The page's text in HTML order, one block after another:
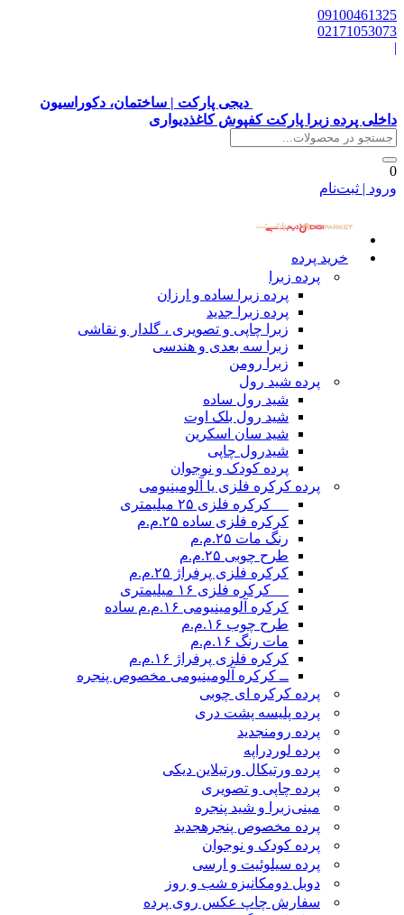
09100461325
02171053073
|
دیجی پارکت | ساختمان، دکوراسیون
داخلی پرده زبرا پارکت کفپوش کاغذدیواری
0
ورود | ثبت‌نام
خرید پرده
پرده زبرا
پرده زبرا ساده و ارزان
پرده زبرا جدید
زبرا چاپی و تصویری ، گلدار و نقاشی
زبرا سه بعدی و هندسی
زبرا رومن
پرده شید رول
شید رول ساده
شید رول بلک اوت
شید سان اسکرین
شیدرول چاپی
پرده کودک و نوجوان
پرده کرکره فلزی یا آلومینیومی
__ کرکره فلزی ۲۵ میلیمتری
کرکره فلزی ساده ۲۵.م.م
رنگ مات ۲۵.م.م
طرح چوبی ۲۵.م.م
کرکره فلزی پرفراژ ۲۵.م.م
__ کرکره فلزی ۱۶ میلیمتری
کرکره آلومینیومی ۱۶.م.م ساده
طرح چوب ۱۶.م.م
مات رنگ ۱۶.م.م
کرکره فلزی پرفراژ ۱۶.م.م
ــ کرکره آلومینیومی مخصوص پنجره
پرده کرکره ای چوبی
پرده پلیسه پشت دری
پرده رومنجدید
پرده لوردراپه
پرده ورتیکال ورتیلاین دیکی
پرده چاپی و تصویری
مینی‌زبرا و شید پنجره
پرده مخصوص پنجرهجدید
پرده کودک و نوجوان
پرده سیلوئیت و ارسی
دوبل دومکانیزه شب و روز
سفارش چاپ عکس روی پرده